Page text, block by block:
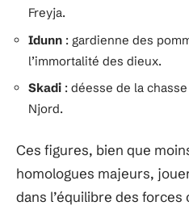
Freyja.
Idunn : gardienne des
l’immortalité des dieux.
Skadi : déesse de la
Njord.
Ces figures, bien que
homologues majeurs,
dans l’équilibre des forces